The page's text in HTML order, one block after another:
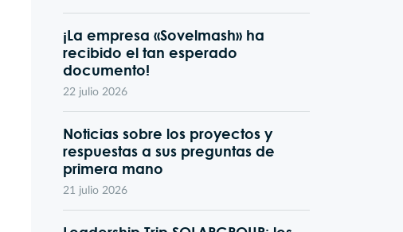
¡La empresa «Sovelmash» ha
recibido el tan esperado
documento!
22 julio 2026
Noticias sobre los proyectos y
respuestas a sus preguntas de
primera mano
21 julio 2026